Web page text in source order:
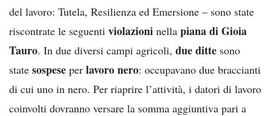
del lavoro: Tutela, Resilienza ed Emersione – sono state
riscontrate le seguenti violazioni nella piana di Gioia
Tauro. In due diversi campi agricoli, due ditte sono
state sospese per lavoro nero: occupavano due braccianti
di cui uno in nero. Per riaprire l’attività, i datori di lavoro
coinvolti dovranno versare la somma aggiuntiva pari a